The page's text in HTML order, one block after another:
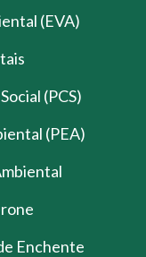
(EVA)
(PCS)
(PEA)
Enchente